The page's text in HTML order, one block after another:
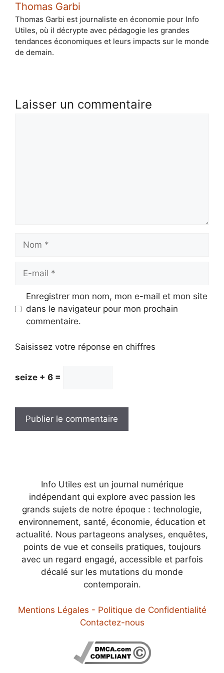
Thomas Garbi
Thomas Garbi est journaliste en économie pour Info
Utiles, où il décrypte avec pédagogie les grandes
tendances économiques et leurs impacts sur le monde
de demain.
Laisser un commentaire
Nom
Enregistrer mon nom, mon e-mail et mon site
dans le navigateur pour mon prochain
commentaire.
Saisissez votre réponse en chiffres
seize + 6 =
Info Utiles est un journal numérique
indépendant qui explore avec passion les
grands sujets de notre époque : technologie,
environnement, santé, économie, éducation et
actualité. Nous partageons analyses, enquêtes,
points de vue et conseils pratiques, toujours
avec un regard engagé, accessible et parfois
décalé sur les mutations du monde
contemporain.
Mentions Légales - Politique de Confidentialité
Contactez-nous